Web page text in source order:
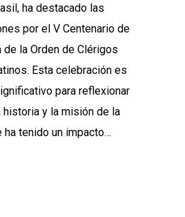
ha destacado las
por el V Centenario de
de la Orden de Clérigos
Esta celebración es
para reflexionar
historia y la misión de la
ha tenido un impacto…